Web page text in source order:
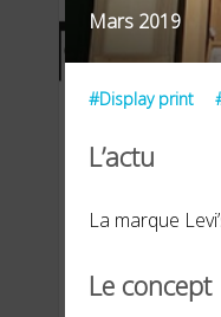
DÉCEMBRE 2023
Mars 2019
#Display print
L’actu
La marque
Le concept